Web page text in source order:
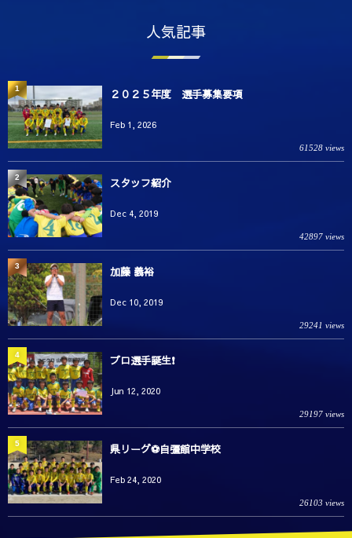
人気記事
２０２５年度 選手募集要項
Feb 1, 2026
61528 views
1
スタッフ紹介
Dec 4, 2019
42897 views
2
加藤 義裕
Dec 10, 2019
29241 views
3
プロ選手誕生❗️
Jun 12, 2020
29197 views
4
県リーグ⚽️自彊館中学校
Feb 24, 2020
26103 views
5